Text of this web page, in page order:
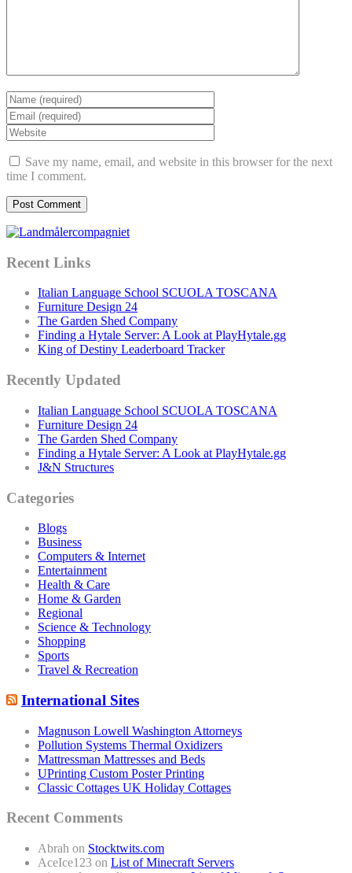
Save my name, email, and website in this browser for the next
time I comment.
Recent Links
Italian Language School SCUOLA TOSCANA
Furniture Design 24
The Garden Shed Company
Finding a Hytale Server: A Look at PlayHytale.gg
King of Destiny Leaderboard Tracker
Recently Updated
Italian Language School SCUOLA TOSCANA
Furniture Design 24
The Garden Shed Company
Finding a Hytale Server: A Look at PlayHytale.gg
J&N Structures
Categories
Blogs
Business
Computers & Internet
Entertainment
Health & Care
Home & Garden
Regional
Science & Technology
Shopping
Sports
Travel & Recreation
International Sites
Magnuson Lowell Washington Attorneys
Pollution Systems Thermal Oxidizers
Mattressman Mattresses and Beds
UPrinting Custom Poster Printing
Classic Cottages UK Holiday Cottages
Recent Comments
Abrah on Stocktwits.com
AceIce123 on List of Minecraft Servers